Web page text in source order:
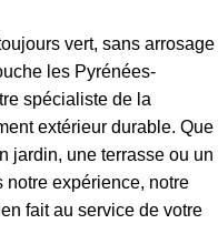
vert, sans arrosage
les Pyrénées-
spécialiste de la
extérieur durable. Que
jardin, une terrasse ou un
notre expérience, notre
fait au service de votre